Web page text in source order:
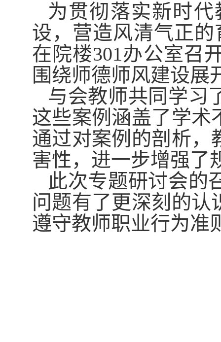
为贯彻落实新时
设，营造风清气正的
在院楼301办公室召
围绕师德师风建设展
与会教师共同学习
这些案例涵盖了学术
通过对案例的剖析，
害性，进一步增强了
此次专题研讨会的
问题有了更深刻的认
遵守教师职业行为准